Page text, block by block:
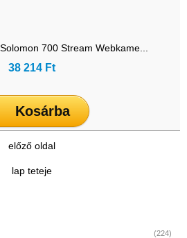
(224)
700 Stream Webkame...
38 214 Ft
Kosárba
előző oldal
lap teteje